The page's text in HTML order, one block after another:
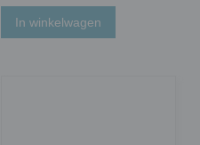
In winkelwagen